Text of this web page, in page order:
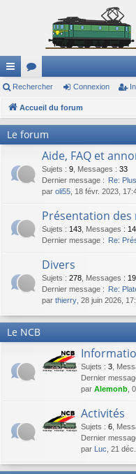
ac
co
ur
or
u
Rechercher Connexion
Accueil du forum
Le forum
Aide, FAQ et
Sujets : 9 Messages : 33
Dernier message : Re:
par oli55 , 18 févr. 2023,
Présentation des
Sujets : 143 Messages :
Dernier message : Re:
Divers
Sujets : 278 Messages :
Dernier message : Re:
par thierry , 28 juin 2026,
Le NCB
Sujets : 3
Dernier
par Alemonb ,
Activités
Sujets : 6
Dernier
par Luc , 21